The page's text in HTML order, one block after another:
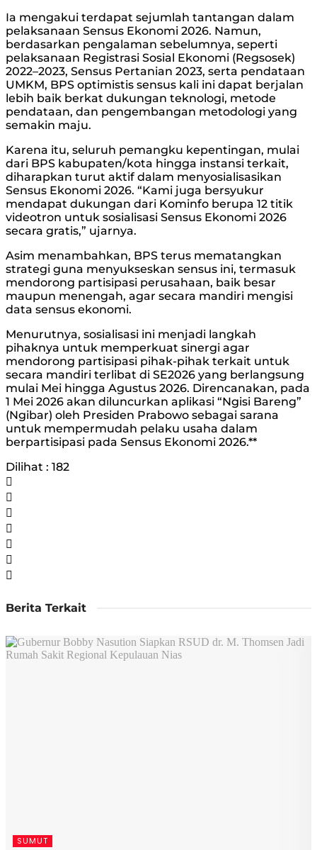
Ia mengakui terdapat sejumlah tantangan dalam
pelaksanaan Sensus Ekonomi 2026. Namun,
berdasarkan pengalaman sebelumnya, seperti
pelaksanaan Registrasi Sosial Ekonomi (Regsosek)
2022–2023, Sensus Pertanian 2023, serta pendataan
UMKM, BPS optimistis sensus kali ini dapat berjalan
lebih baik berkat dukungan teknologi, metode
pendataan, dan pengembangan metodologi yang
semakin maju.
Karena itu, seluruh pemangku kepentingan, mulai
dari BPS kabupaten/kota hingga instansi terkait,
diharapkan turut aktif dalam menyosialisasikan
Sensus Ekonomi 2026. “Kami juga bersyukur
mendapat dukungan dari Kominfo berupa 12 titik
videotron untuk sosialisasi Sensus Ekonomi 2026
secara gratis,” ujarnya.
Asim menambahkan, BPS terus mematangkan
strategi guna menyukseskan sensus ini, termasuk
mendorong partisipasi perusahaan, baik besar
maupun menengah, agar secara mandiri mengisi
data sensus ekonomi.
Menurutnya, sosialisasi ini menjadi langkah
pihaknya untuk memperkuat sinergi agar
mendorong partisipasi pihak-pihak terkait untuk
secara mandiri terlibat di SE2026 yang berlangsung
mulai Mei hingga Agustus 2026. Direncanakan, pada
1 Mei 2026 akan diluncurkan aplikasi “Ngisi Bareng”
(Ngibar) oleh Presiden Prabowo sebagai sarana
untuk mempermudah pelaku usaha dalam
berpartisipasi pada Sensus Ekonomi 2026.**
Dilihat : 182
Berita Terkait
SUMUT